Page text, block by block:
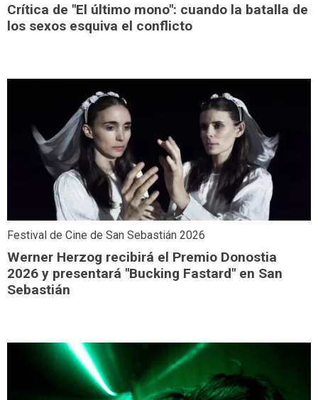
Crítica de "El último mono": cuando la batalla de
los sexos esquiva el conflicto
Festival de Cine de San Sebastián 2026
Werner Herzog recibirá el Premio Donostia
2026 y presentará "Bucking Fastard" en San
Sebastián